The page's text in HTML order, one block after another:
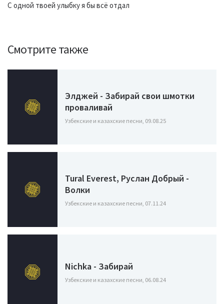
С одной твоей улыбку я бы всё отдал
Смотрите также
Элджей - Забирай свои шмотки
проваливай
Узбекские и казахские песни, 09.08.25
Tural Everest, Руслан Добрый -
Волки
Узбекские и казахские песни, 07.11.24
Nichka - Забирай
Узбекские и казахские песни, 06.08.24